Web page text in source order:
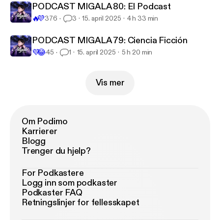
PODCAST MIGALA 80: El Podcast
🔥💜376 3 15. april 2025 4 h 33 min
PODCAST MIGALA 79: Ciencia Ficción
💜😂45 1 15. april 2025 5 h 20 min
Vis mer
Om Podimo
Karrierer
Blogg
Trenger du hjelp?
For Podkastere
Logg inn som podkaster
Podkaster FAQ
Retningslinjer for fellesskapet